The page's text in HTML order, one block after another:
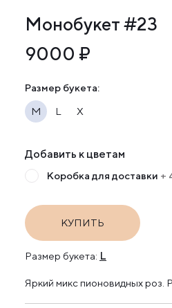
Монобукет #23
9000 ₽
Размер букета:
М
L X
Добавить к цветам
Коробка для доставки +
КУПИТЬ
Размер букета: L
Яркий микс пионовидных роз.